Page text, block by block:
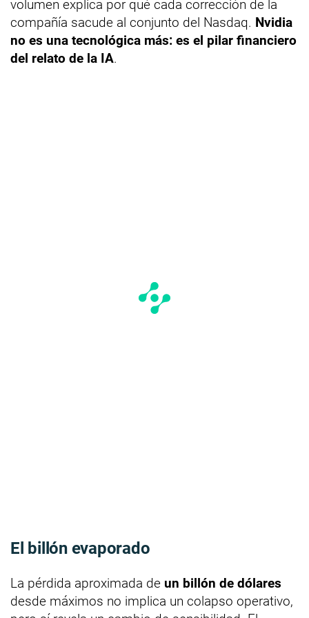
volumen explica por qué cada corrección de la
compañía sacude al conjunto del Nasdaq. Nvidia
no es una tecnológica más: es el pilar financiero
del relato de la IA.
El billón evaporado
La pérdida aproximada de un billón de dólares
desde máximos no implica un colapso operativo,